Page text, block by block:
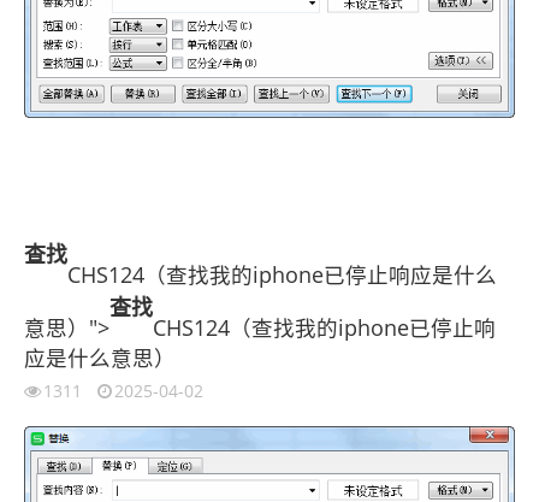
查找
CHS124（查找我的iphone已停止响应是什么
意思）">
查找
CHS124（查找我的iphone已停止响
应是什么意思）
1311 2025-04-02